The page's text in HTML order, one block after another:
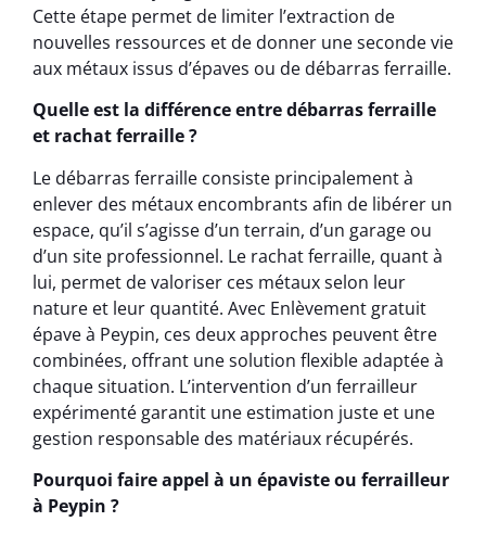
Cette étape permet de limiter l’extraction de
nouvelles ressources et de donner une seconde vie
aux métaux issus d’épaves ou de débarras ferraille.
Quelle est la différence entre débarras ferraille
et rachat ferraille ?
Le débarras ferraille consiste principalement à
enlever des métaux encombrants afin de libérer un
espace, qu’il s’agisse d’un terrain, d’un garage ou
d’un site professionnel. Le rachat ferraille, quant à
lui, permet de valoriser ces métaux selon leur
nature et leur quantité. Avec Enlèvement gratuit
épave à Peypin, ces deux approches peuvent être
combinées, offrant une solution flexible adaptée à
chaque situation. L’intervention d’un ferrailleur
expérimenté garantit une estimation juste et une
gestion responsable des matériaux récupérés.
Pourquoi faire appel à un épaviste ou ferrailleur
à Peypin ?